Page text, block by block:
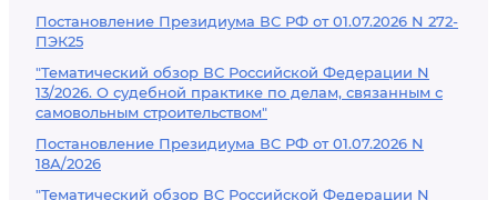
Постановление Президиума ВС РФ от 01.07.2026 N 272-
ПЭК25
"Тематический обзор ВС Российской Федерации N
13/2026. О судебной практике по делам, связанным с
самовольным строительством"
Постановление Президиума ВС РФ от 01.07.2026 N
18А/2026
"Тематический обзор ВС Российской Федерации N